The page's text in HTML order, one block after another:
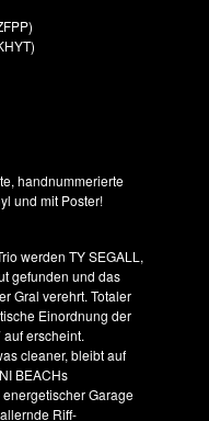
handnummerierte
und mit Poster!
werden TY SEGALL,
gefunden und das
Gral verehrt. Totaler
Einordnung der
erscheint.
cleaner, bleibt auf
BEACHs
Garage
Riff-